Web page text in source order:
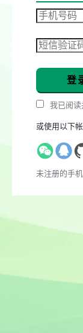
登
我已阅读
或使用以下
未注册的手